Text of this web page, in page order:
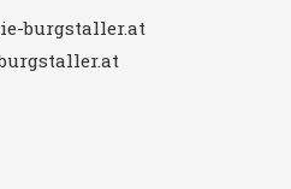
burgstaller.at